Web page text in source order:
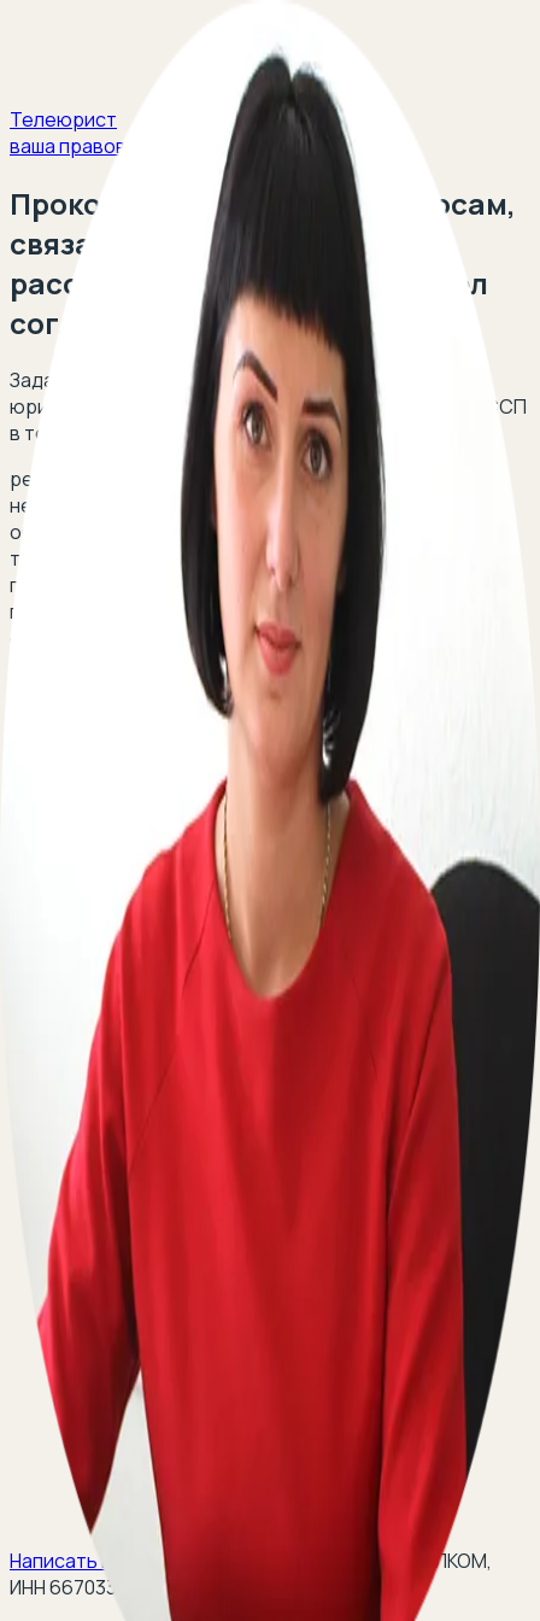
Телеюрист
ваша правовая защита
Проконсультируем про вопросам,
связанными с особенностями
рассмотрения гражданских дел
согласно ГПК РФ
Задайте свой вопрос и получите ответ опытного
юриста в сфере взаимодействия с приставами и ФССП
в течение 5 минут!
решение суда гпк постановления гкчп 1
несовершеннолетние в судебном заседании гпк
обогащение статья гпк нормы ну одно ли по одному и
тому же вопросу обратиться в суд сначала по кас рф а
потом по гпк рф исковое заявление гпк рф разрешение
присутствовать студентам на судебном заседании гпк
статья про алименты гпк о судебном решении гпк как
решить договорной спор гпк
Оставьте свой вопрос через форму чата внизу
страницы или позвоните по телефону. Оказываем
квалифицированную юридическую помощь и
консультации по всем областям права. Ниже список
некоторых вопросов и ситуаций, которые
интересовали наших пользователей сегодня:
Есть вопрос к юристу? Оставьте свой телефон,
перезвоним мгновенно:
По вопросам сотрудничества
Пишите на
Написать на email:
ООО ЭЛКОМ,
ИНН 6670334641, ОГРН 1116670009796